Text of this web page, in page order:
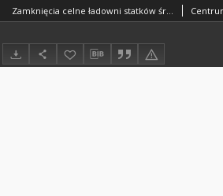
Zamknięcia celne ładowni statków śródlądowych - Zamknięcia linowe BN-75/3788-06 Arkusz 02